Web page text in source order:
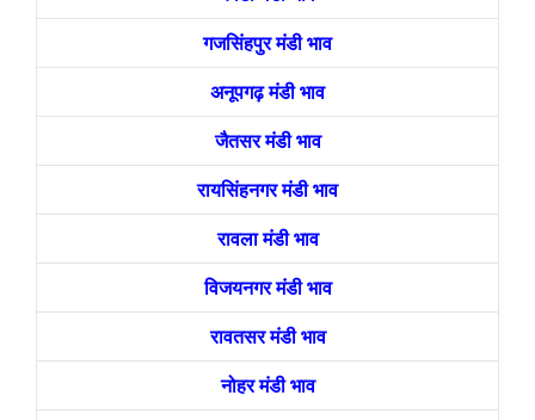
गजसिंहपुर मंडी भाव
अनूपगढ़ मंडी भाव
जैतसर मंडी भाव
रायसिंहनगर मंडी भाव
रावला मंडी भाव
विजयनगर मंडी भाव
रावतसर मंडी भाव
नोहर मंडी भाव